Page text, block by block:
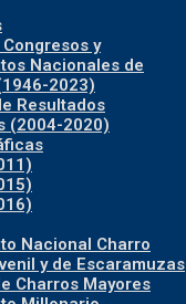
y
Nacionales de
2023)
Resultados
(2004-2020)
Nacional Charro
y de Escaramuzas
Charros Mayores